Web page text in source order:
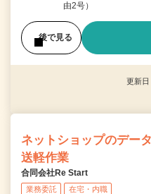
由2号）
後で見る
更新
ネットショップのデー
送軽作業
合同会社Re Start
業務委託 在宅・内職